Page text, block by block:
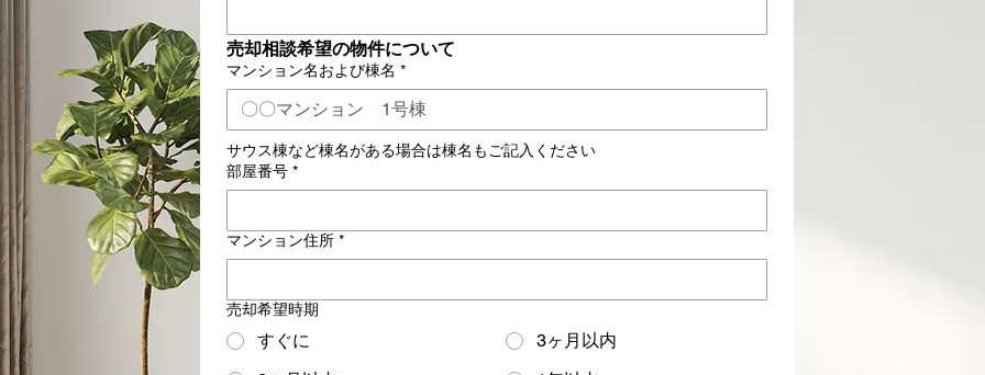
売却相談希望の物件について
マンション名および棟名 *
サウス棟など棟名がある場合は棟名もご記入ください
部屋番号 *
マンション住所 *
売却希望時期
すぐに
3ヶ月以内